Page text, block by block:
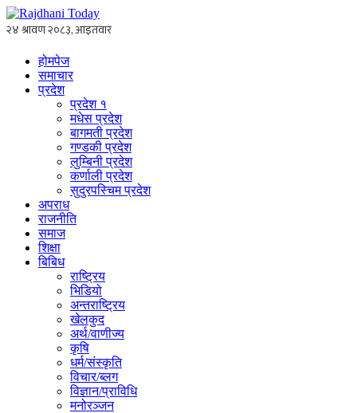
होमपेज
समाचार
प्रदेश
प्रदेश १
मधेस प्रदेश
बागमती प्रदेश
गण्डकी प्रदेश
लुम्बिनी प्रदेश
कर्णाली प्रदेश
सुदुरपस्चिम प्रदेश
अपराध
राजनीति
समाज
शिक्षा
बिबिध
राष्ट्रिय
भिडियो
अन्तराष्ट्रिय
खेलकुद
अर्थ/वाणीज्य
कृषि
धर्म/संस्कृति
विचार/ब्लग
विज्ञान/प्राविधि
मनोरञ्जन